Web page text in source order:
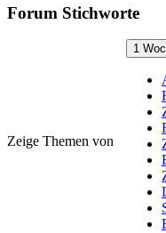
Forum Stichworte
Zeige Themen von
1